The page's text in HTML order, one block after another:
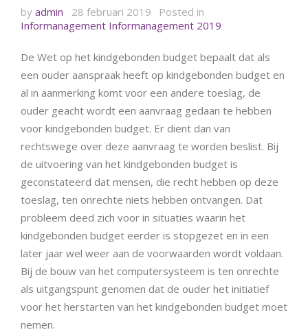
by admin 28 februari 2019
Posted in
Informanagement Informanagement 2019
De Wet op het kindgebonden budget bepaalt dat als
een ouder aanspraak heeft op kindgebonden budget en
al in aanmerking komt voor een andere toeslag, de
ouder geacht wordt een aanvraag gedaan te hebben
voor kindgebonden budget. Er dient dan van
rechtswege over deze aanvraag te worden beslist. Bij
de uitvoering van het kindgebonden budget is
geconstateerd dat mensen, die recht hebben op deze
toeslag, ten onrechte niets hebben ontvangen. Dat
probleem deed zich voor in situaties waarin het
kindgebonden budget eerder is stopgezet en in een
later jaar wel weer aan de voorwaarden wordt voldaan.
Bij de bouw van het computersysteem is ten onrechte
als uitgangspunt genomen dat de ouder het initiatief
voor het herstarten van het kindgebonden budget moet
nemen.